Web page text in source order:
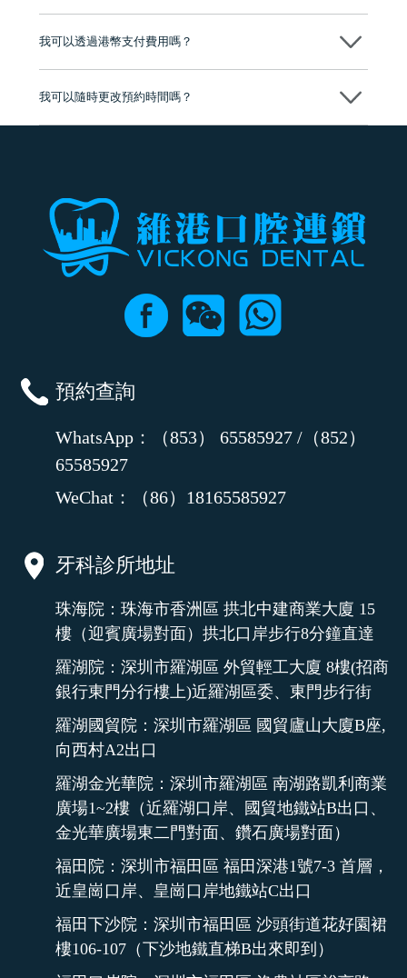
我可以透過港幣支付費用嗎？
我可以隨時更改預約時間嗎？
預約查詢
WhatsApp：（853） 65585927 /（852）
65585927
WeChat：（86）18165585927
牙科診所地址
珠海院：珠海市香洲區 拱北中建商業大廈 15
樓（迎賓廣場對面）拱北口岸步行8分鐘直達
羅湖院：深圳市羅湖區 外貿輕工大廈 8樓(招商
銀行東門分行樓上)近羅湖區委、東門步行街
羅湖國貿院：深圳市羅湖區 國貿廬山大廈B座,
向西村A2出口
羅湖金光華院：深圳市羅湖區 南湖路凱利商業
廣場1~2樓（近羅湖口岸、國貿地鐵站B出口、
金光華廣場東二門對面、鑽石廣場對面）
福田院：深圳市福田區 福田深港1號7-3 首層，
近皇崗口岸、皇崗口岸地鐵站C出口
福田下沙院：深圳市福田區 沙頭街道花好園裙
樓106-107（下沙地鐵直梯B出來即到）